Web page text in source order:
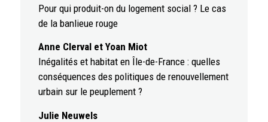
Pour qui produit-on du logement social ? Le cas
de la banlieue rouge
Anne Clerval et Yoan Miot
Inégalités et habitat en Île-de-France : quelles
conséquences des politiques de renouvellement
urbain sur le peuplement ?
Julie Neuwels